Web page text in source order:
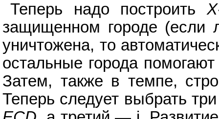
Теперь надо построить
защищенном городе (если
уничтожена, то
остальные города
Затем, также в темпе,
Теперь следует выбрать